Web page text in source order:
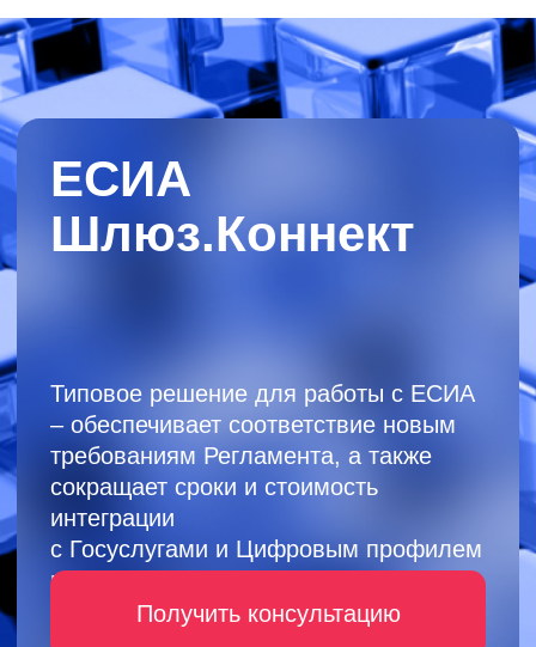
Типовое решение для работы с ЕСИА
сокращает сроки и стоимость
интеграции
с Госуслугами и Цифровым профилем
гражданина
12 лет
на рынке интеграционных решений
1000+
успешных интеграций с ЕСИА
(Госуслуги)
1-2 месяца